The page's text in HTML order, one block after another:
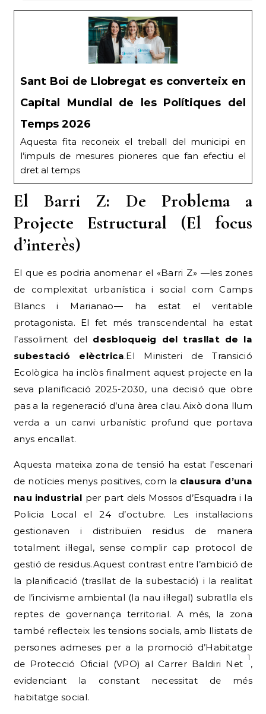
Sant Boi de Llobregat es converteix en
Capital Mundial de les Polítiques del
Temps 2026
Aquesta fita reconeix el treball del municipi en
l’impuls de mesures pioneres que fan efectiu el
dret al temps
El Barri Z: De Problema a
Projecte Estructural (El focus
d’interès)
El que es podria anomenar el «Barri Z» —les zones
de complexitat urbanística i social com Camps
Blancs i Marianao— ha estat el veritable
protagonista. El fet més transcendental ha estat
l’assoliment del desbloqueig del trasllat de la
subestació elèctrica.El Ministeri de Transició
Ecològica ha inclòs finalment aquest projecte en la
seva planificació 2025-2030, una decisió que obre
pas a la regeneració d’una àrea clau.Això dona llum
verda a un canvi urbanístic profund que portava
anys encallat.
Aquesta mateixa zona de tensió ha estat l’escenari
de notícies menys positives, com la clausura d’una
nau industrial per part dels Mossos d’Esquadra i la
Policia Local el 24 d’octubre. Les instal·lacions
gestionaven i distribuïen residus de manera
totalment il·legal, sense complir cap protocol de
gestió de residus.Aquest contrast entre l’ambició de
la planificació (trasllat de la subestació) i la realitat
de l’incivisme ambiental (la nau il·legal) subratlla els
reptes de governança territorial. A més, la zona
també reflecteix les tensions socials, amb llistats de
persones admeses per a la promoció d’Habitatge
de Protecció Oficial (VPO) al Carrer Baldiri Net
1
,
evidenciant la constant necessitat de més
habitatge social.